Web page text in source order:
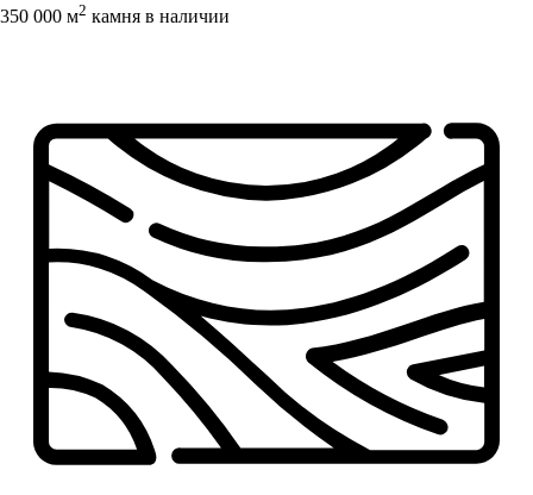
350 000 м2 камня в наличии